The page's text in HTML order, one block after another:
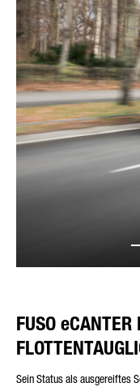
FUSO eCANTER
Sein Status als ausgereiftes